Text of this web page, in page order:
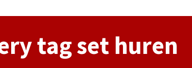
tag set huren